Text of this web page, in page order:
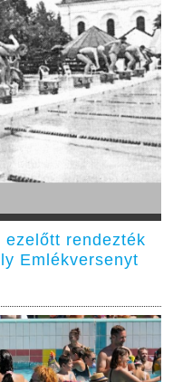
ezelőtt rendezték
Emlékversenyt